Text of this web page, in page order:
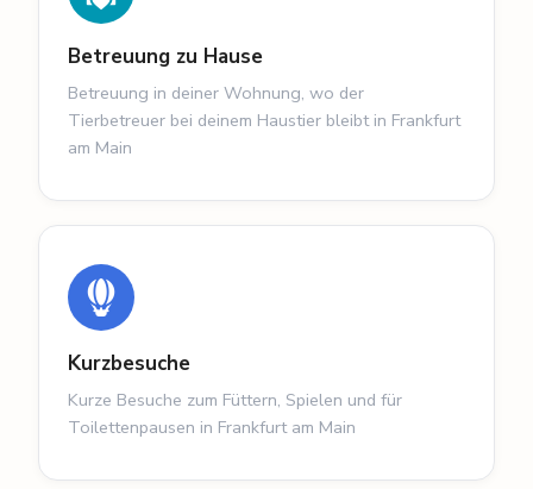
Betreuung zu Hause
Betreuung in deiner Wohnung, wo der
Tierbetreuer bei deinem Haustier bleibt in Frankfurt
am Main
Kurzbesuche
Kurze Besuche zum Füttern, Spielen und für
Toilettenpausen in Frankfurt am Main